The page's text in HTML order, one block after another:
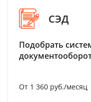
СЭД
Подобрать
От 1 360 руб./месяц